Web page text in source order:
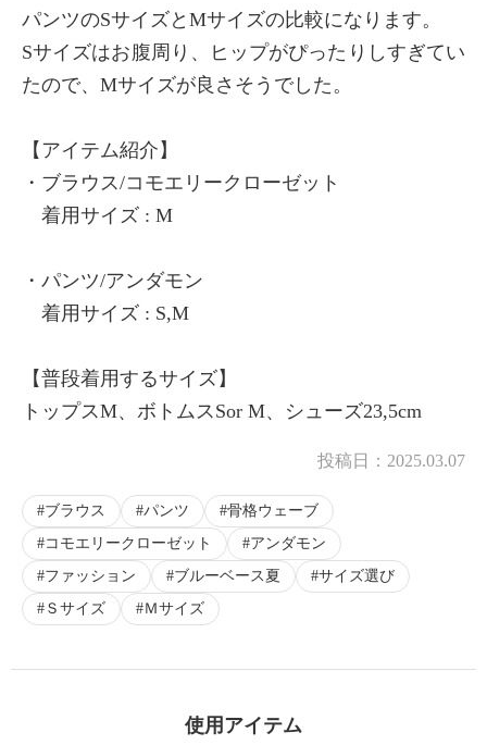
×
パンツのSサイズとMサイズの比較になります。
Sサイズはお腹周り、ヒップがぴったりしすぎてい
たので、Mサイズが良さそうでした。
【アイテム紹介】
・ブラウス/コモエリークローゼット
着用サイズ : M
・パンツ/アンダモン
着用サイズ : S,M
【普段着用するサイズ】
トップスM、ボトムスSor M、シューズ23,5cm
投稿日： 2025.03.07
ブラウス パンツ
骨格ウェーブ
コモエリークローゼット
アンダモン
ファッション
ブルーベース夏
サイズ選び
Ｓサイズ
Ｍサイズ
使用アイテム